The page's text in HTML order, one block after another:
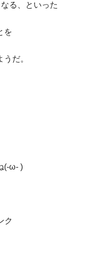
る、といった
を
だ。
(-ω- )
ク